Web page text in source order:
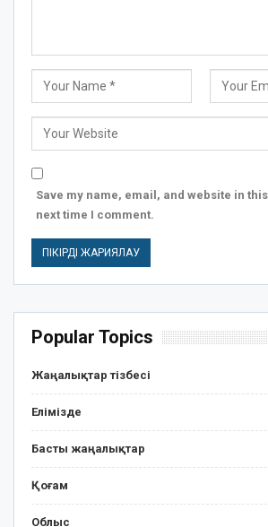
Save my name, email, and website in
next time I comment.
Popular Topics
Жаңалықтар тізбесі
Елімізде
Басты жаңалықтар
Қоғам
Облыс